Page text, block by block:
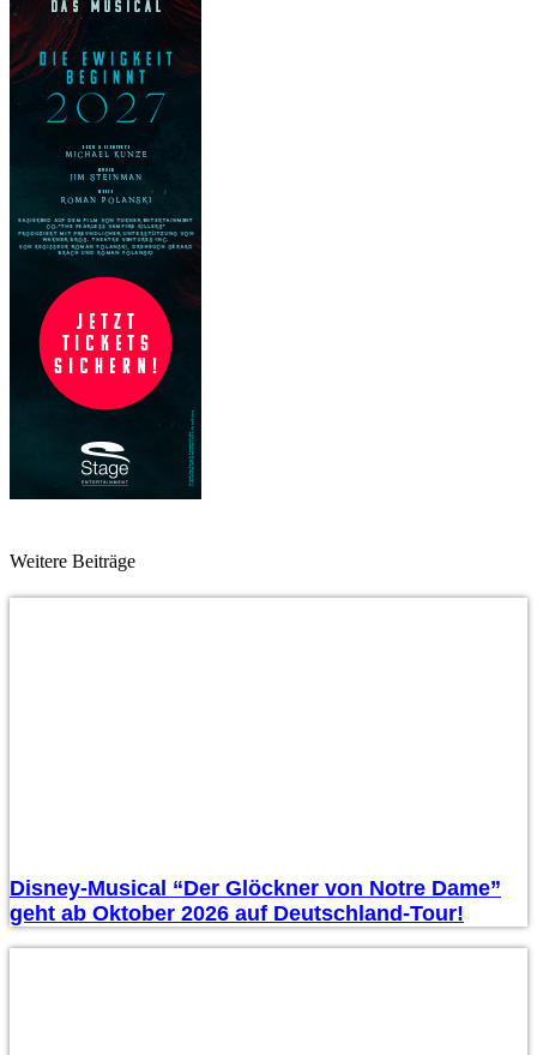
Weitere Beiträge
Disney-Musical “Der Glöckner von Notre Dame”
geht ab Oktober 2026 auf Deutschland-Tour!